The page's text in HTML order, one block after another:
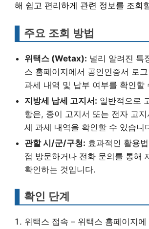
해 쉽고 편리하게 관련 정보를 조회
주요 조회 방법
위택스 (Wetax): 널리 알려진 특
스 홈페이지에서 공인인증서 로
과세 내역 및 납부 여부를 확인할
지방세 납세 고지서: 일반적으로
항은, 종이 고지서 또는 전자 고
세 과세 내역을 확인할 수 있습니
관할 시/군/구청: 효과적인 활용
접 방문하거나 전화 문의를 통해
확인하는 것입니다.
확인 단계
위택스 접속 – 위택스 홈페이지에